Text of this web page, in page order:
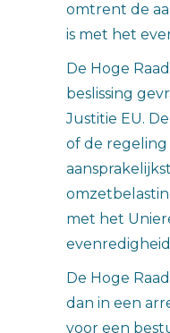
omtrent de
is met het
De Hoge
beslissing
Justitie EU.
of de regeling
met het
De Hoge
dan in een
voor een